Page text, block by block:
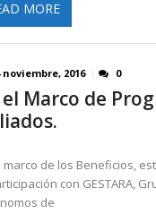
MORE
noviembre, 2016 0
el Marco de
marco de los Beneficios,
con GESTARA,
de